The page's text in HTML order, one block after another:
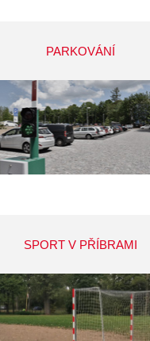
PARKOVÁNÍ
SPORT V PŘÍBRAMI